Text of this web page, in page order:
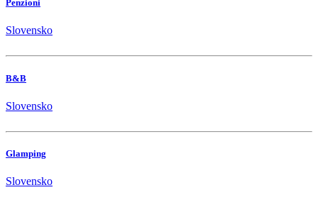
Penzioni
Slovensko
B&B
Slovensko
Glamping
Slovensko